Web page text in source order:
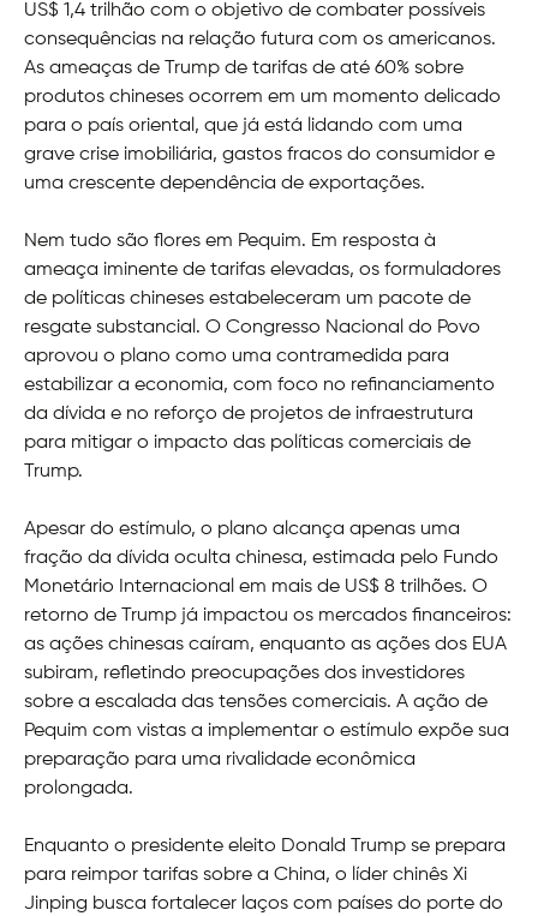
US$ 1,4 trilhão com o objetivo de combater possíveis
consequências na relação futura com os americanos.
As ameaças de Trump de tarifas de até 60% sobre
produtos chineses ocorrem em um momento delicado
para o país oriental, que já está lidando com uma
grave crise imobiliária, gastos fracos do consumidor e
uma crescente dependência de exportações.
Nem tudo são flores em Pequim. Em resposta à
ameaça iminente de tarifas elevadas, os formuladores
de políticas chineses estabeleceram um pacote de
resgate substancial. O Congresso Nacional do Povo
aprovou o plano como uma contramedida para
estabilizar a economia, com foco no refinanciamento
da dívida e no reforço de projetos de infraestrutura
para mitigar o impacto das políticas comerciais de
Trump.
Apesar do estímulo, o plano alcança apenas uma
fração da dívida oculta chinesa, estimada pelo Fundo
Monetário Internacional em mais de US$ 8 trilhões. O
retorno de Trump já impactou os mercados financeiros:
as ações chinesas caíram, enquanto as ações dos EUA
subiram, refletindo preocupações dos investidores
sobre a escalada das tensões comerciais. A ação de
Pequim com vistas a implementar o estímulo expõe sua
preparação para uma rivalidade econômica
prolongada.
Enquanto o presidente eleito Donald Trump se prepara
para reimpor tarifas sobre a China, o líder chinês Xi
Jinping busca fortalecer laços com países do porte do